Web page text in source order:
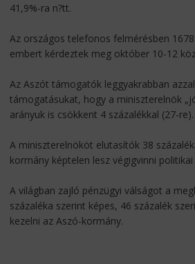
41,9%-ra n?tt.
Az országos telefonos felmérésben
embert kérdeztek meg október 10-12
Az Aszót támogatók leggyakrabban
támogatásukat, hogy a miniszterelnök
arányuk is csökkent 4 százalékkal (27-re).
A miniszterelnököt elutasítók 38
kormány képtelen lesz végigvinni
A világban zajló pénzügyi válságot a
százaléka szerint képes, 46 százalék
kezelni az Aszó-kormány.